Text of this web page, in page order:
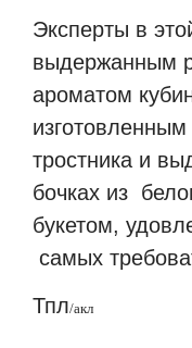
Эксперты в
выдержанным
ароматом
тростника и
бочках из
букетом,
самых
Тпл/акл